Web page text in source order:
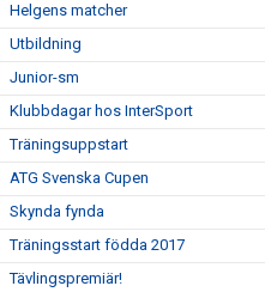
Helgens matcher
Utbildning
Junior-sm
Klubbdagar hos InterSport
Träningsuppstart
ATG Svenska Cupen
Skynda fynda
Träningsstart födda 2017
Tävlingspremiär!